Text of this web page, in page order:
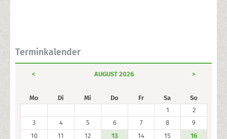
Terminkalender
< AUGUST 2026 >
Mo Di Mi Do Fr Sa
So
1
2
3
4 5 6 7 8
9
10
11 12 13 14 15
16